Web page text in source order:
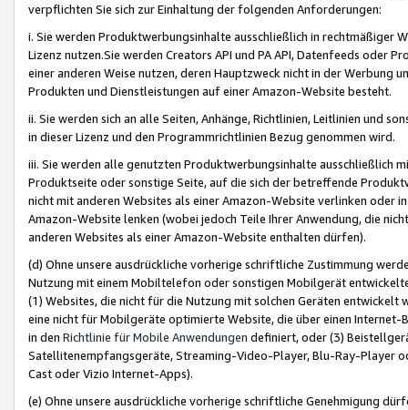
verpflichten Sie sich zur Einhaltung der folgenden Anforderungen:
i. Sie werden Produktwerbungsinhalte ausschließlich in rechtmäßiger
Lizenz nutzen.Sie werden Creators API und PA API, Datenfeeds oder
einer anderen Weise nutzen, deren Hauptzweck nicht in der Werbung
Produkten und Dienstleistungen auf einer Amazon-Website besteht.
ii. Sie werden sich an alle Seiten, Anhänge, Richtlinien, Leitlinien und
in dieser Lizenz und den Programmrichtlinien Bezug genommen wird.
iii. Sie werden alle genutzten Produktwerbungsinhalte ausschließlich
Produktseite oder sonstige Seite, auf die sich der betreffende
nicht mit anderen Websites als einer Amazon-Website verlinken oder
Amazon-Website lenken (wobei jedoch Teile Ihrer Anwendung, die
anderen Websites als einer Amazon-Website enthalten dürfen).
(d) Ohne unsere ausdrückliche vorherige schriftliche Zustimmung
Nutzung mit einem Mobiltelefon oder sonstigen Mobilgerät
(1) Websites, die nicht für die Nutzung mit solchen Geräten
eine nicht für Mobilgeräte optimierte Website, die über einen
in den Richtlinie für Mobile Anwendungen definiert, oder (3)
Satellitenempfangsgeräte, Streaming-Video-Player, Blu-Ray-Player
Cast oder Vizio Internet-Apps).
(e) Ohne unsere ausdrückliche vorherige schriftliche Genehmigung